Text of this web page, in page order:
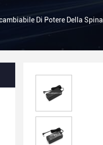
Di Potere Della Spina